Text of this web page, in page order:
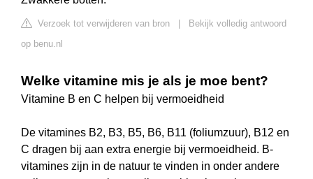
Verzoek tot verwijderen van bron
Bekijk volledig antwoord
op benu.nl
Welke vitamine mis je als je moe bent?
Vitamine B en C helpen bij vermoeidheid
De vitamines B2, B3, B5, B6, B11 (foliumzuur), B12 en
C dragen bij aan extra energie bij vermoeidheid. B-
vitamines zijn in de natuur te vinden in onder andere